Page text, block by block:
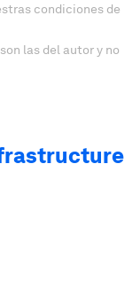
condiciones de
las del autor y no